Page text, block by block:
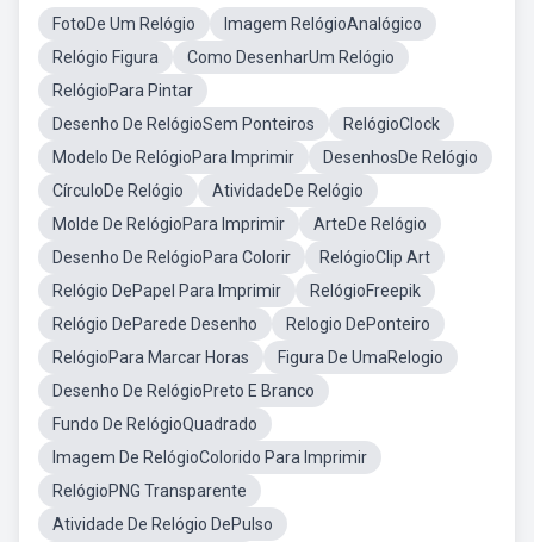
FotoDe Um Relógio
Imagem RelógioAnalógico
Relógio Figura
Como DesenharUm Relógio
RelógioPara Pintar
Desenho De RelógioSem Ponteiros
RelógioClock
Modelo De RelógioPara Imprimir
DesenhosDe Relógio
CírculoDe Relógio
AtividadeDe Relógio
Molde De RelógioPara Imprimir
ArteDe Relógio
Desenho De RelógioPara Colorir
RelógioClip Art
Relógio DePapel Para Imprimir
RelógioFreepik
Relógio DeParede Desenho
Relogio DePonteiro
RelógioPara Marcar Horas
Figura De UmaRelogio
Desenho De RelógioPreto E Branco
Fundo De RelógioQuadrado
Imagem De RelógioColorido Para Imprimir
RelógioPNG Transparente
Atividade De Relógio DePulso